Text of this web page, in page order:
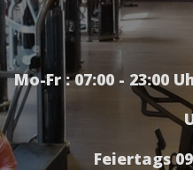
Mo-Fr : 07:00 - 23:00
Feiertags